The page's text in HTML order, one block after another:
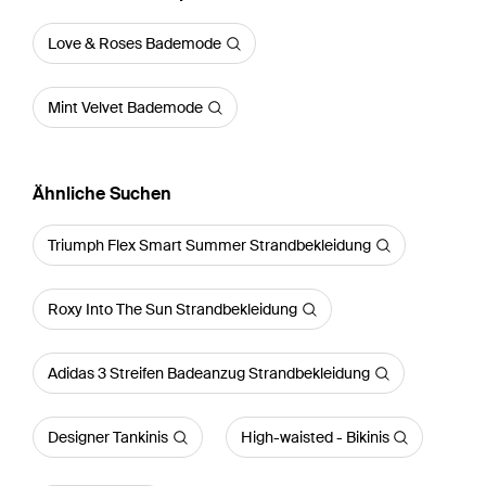
Love & Roses Bademode
Mint Velvet Bademode
Ähnliche Suchen
Triumph Flex Smart Summer Strandbekleidung
Roxy Into The Sun Strandbekleidung
Adidas 3 Streifen Badeanzug Strandbekleidung
Designer Tankinis High-waisted - Bikinis